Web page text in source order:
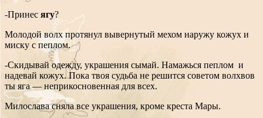
-Принес ягу?
Молодой волх протянул вывернутый мехом наружу кожух и
миску с пеплом.
-Скидывай одежду, украшения сымай. Намажься пеплом и
надевай кожух. Пока твоя судьба не решится советом волхвов
ты яга — неприкосновенная для всех.
Милослава сняла все украшения, кроме креста Мары.